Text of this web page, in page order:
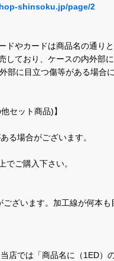
shinsoku.jp/page/2
やカードは商品名の通りと
ており、ケースの内外部
部に目立つ傷等がある場
セット商品)】
る場合がございます。
ご購入下さい。
ざいます。加工線が何本
店では「商品名に（1ED